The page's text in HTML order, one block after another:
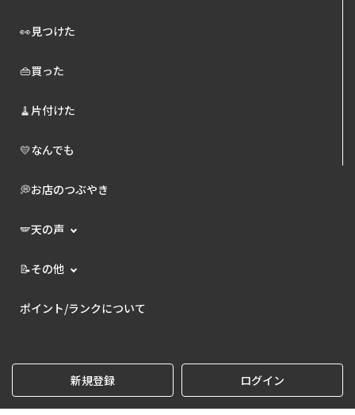
👀見つけた
👜買った
🧹片付けた
💛なんでも
💭お店のつぶやき
🪽天の声
📝その他
ポイント/ランクについて
新規登録 ログイン